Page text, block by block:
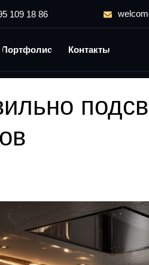
Портфолио Контакты
109 18 86